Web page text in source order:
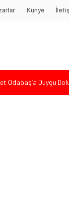
Künye
Odabaş’a Duygu
Sunulan